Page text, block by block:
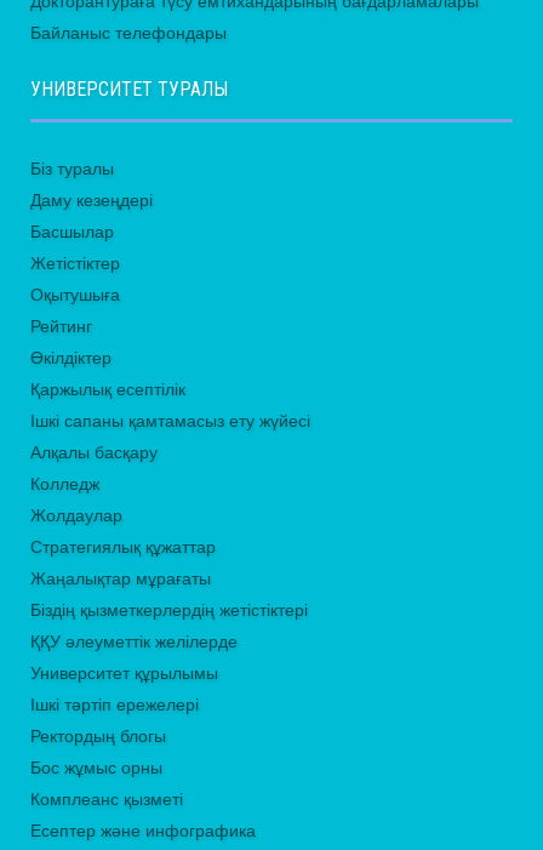
Байланыс телефондары
УНИВЕРСИТЕТ ТУРАЛЫ
Біз туралы
Даму кезеңдері
Басшылар
Жетістіктер
Оқытушыға
Рейтинг
Өкілдіктер
Қаржылық есептілік
Ішкі сапаны қамтамасыз ету жүйесі
Алқалы басқару
Колледж
Жолдаулар
Стратегиялық құжаттар
Жаңалықтар мұрағаты
Біздің қызметкерлердің жетістіктері
ҚҚУ әлеуметтік желілерде
Университет құрылымы
Ішкі тәртіп ережелері
Ректордың блогы
Бос жұмыс орны
Комплеанс қызметі
Есептер және инфографика